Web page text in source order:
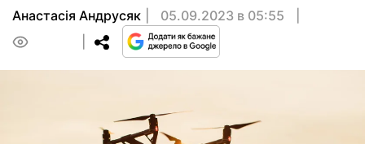
Анастасiя Андрусяк
05.09.2023 в 05:55